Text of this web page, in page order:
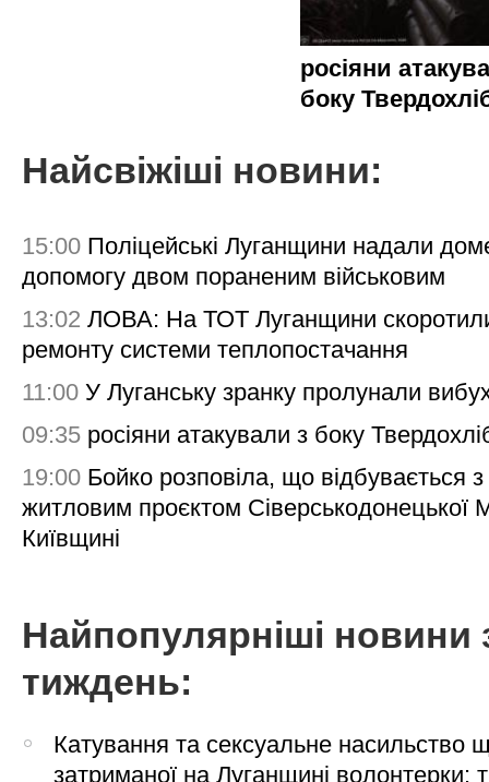
росіяни
боку
Найсвіжіші новини:
15:00 Поліцейські Луганщини надали
допомогу двом пораненим військовим
13:02 ЛОВА: На ТОТ Луганщини
ремонту системи теплопостачання
11:00 У Луганську зранку пролунали
09:35 росіяни атакували з боку
19:00 Бойко розповіла, що відбувається з
житловим проєктом Сіверськодонецької
Київщині
Найпопулярніші новини
тиждень:
Катування та сексуальне насильство
затриманої на Луганщині волонтерки: